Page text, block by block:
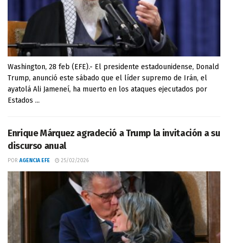
Washington, 28 feb (EFE).- El presidente estadounidense, Donald
Trump, anunció este sábado que el líder supremo de Irán, el
ayatolá Ali Jameneí, ha muerto en los ataques ejecutados por
Estados ...
Enrique Márquez agradeció a Trump la invitación a su
discurso anual
POR AGENCIA EFE 25/02/2026